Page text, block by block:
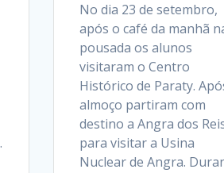
No dia 23 de setembro,
após o café da manhã
pousada os alunos
visitaram o Centro
Histórico de Paraty.
almoço partiram com
destino a Angra dos
para visitar a Usina
Nuclear de Angra.